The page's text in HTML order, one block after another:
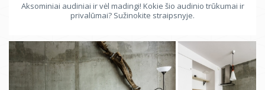
Aksominiai audiniai ir vėl madingi! Kokie šio audinio trūkumai ir
privalūmai? Sužinokite straipsnyje.